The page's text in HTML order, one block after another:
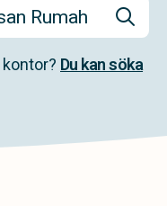
Du kan söka